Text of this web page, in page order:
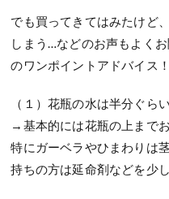
でも買ってきてはみたけど
しまう…などのお声もよく
のワンポイントアドバイス！
（１）花瓶の水は半分ぐら
→基本的には花瓶の上まで
特にガーベラやひまわりは
持ちの方は延命剤などを少